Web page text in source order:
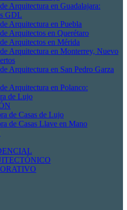
Arquitectura en Guadalajara:
GDL
Arquitectura en Puebla
Arquitectos en Querétaro
Arquitectos en Mérida
Arquitectura en Monterrey, Nuevo
Arquitectura en San Pedro Garza
Arquitectura en Polanco:
de Lujo
de Casas de Lujo
de Casas Llave en Mano